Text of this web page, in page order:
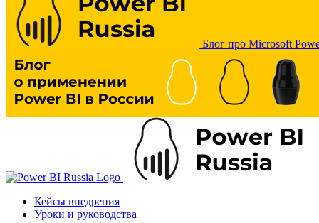
Блог про Microsoft
Кейсы внедрения
Уроки и руководства